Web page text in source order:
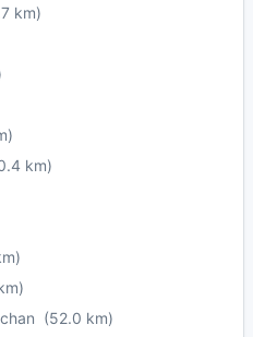
km)
km)
(52.0 km)